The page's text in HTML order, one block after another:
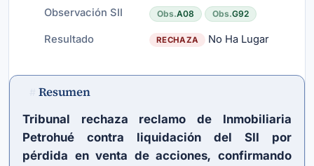
Observación SII
Obs.A08 Obs.G92
Resultado RECHAZA No Ha Lugar
Resumen
Tribunal rechaza reclamo de Inmobiliaria
Petrohué contra liquidación del SII por
pérdida en venta de acciones, confirmando